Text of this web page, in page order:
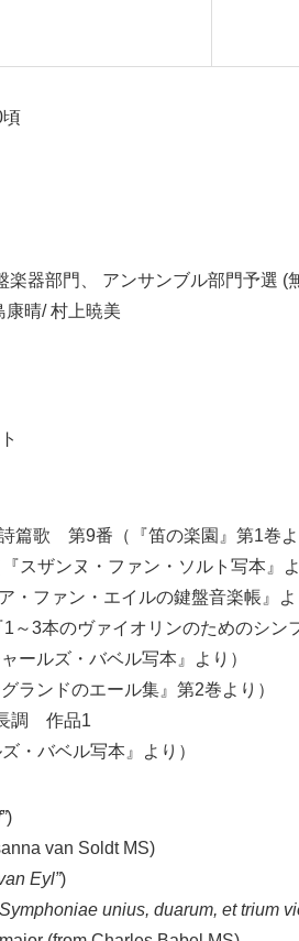
頃
楽器部門、 アンサンブル部門予選 (
康晴/ 村上暁美
篇歌 第9番（『笛の楽園』第1巻
スザンヌ・ファン・ソルト写本』
・ファン・エイルの鍵盤音楽帳』
3本のヴァイオリンのためのシン
ールズ・バベル写本』より）
ランドのエール集』第2巻より）
調 作品1
・バベル写本』より）
)
van Soldt MS)
Eyl”)
Symphoniae unius, duarum, et trium